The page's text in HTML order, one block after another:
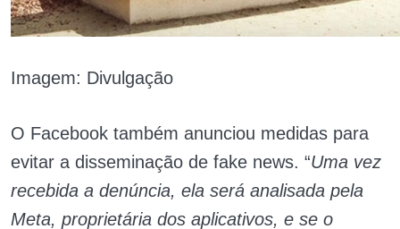
Imagem: Divulgação
O Facebook também anunciou medidas para
evitar a disseminação de fake news. “Uma vez
recebida a denúncia, ela será analisada pela
Meta, proprietária dos aplicativos, e se o